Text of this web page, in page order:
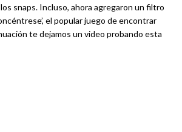
snaps. Incluso, ahora agregaron un filtro
el popular juego de encontrar
te dejamos un video probando esta